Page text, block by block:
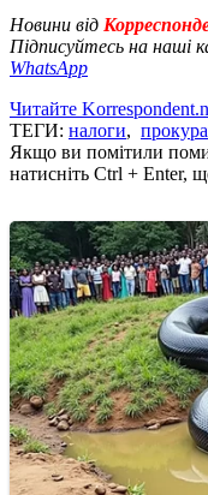
Новини від
Підписуйтесь на наші
WhatsApp
Читайте
ТЕГИ: налоги,
Якщо ви помітили
натисніть Ctrl + Enter,